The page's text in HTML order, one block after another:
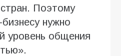
стран. Поэтому
нужно
уровень общения